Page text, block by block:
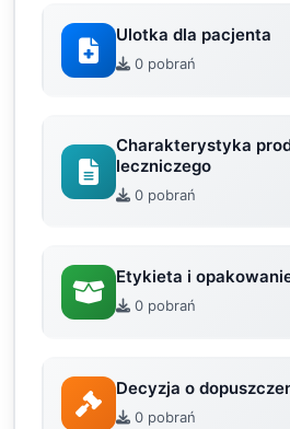
Ulotka dla pacjenta
0 pobrań
Charakterystyka
leczniczego
0 pobrań
Etykieta i
0 pobrań
Decyzja o
0 pobrań